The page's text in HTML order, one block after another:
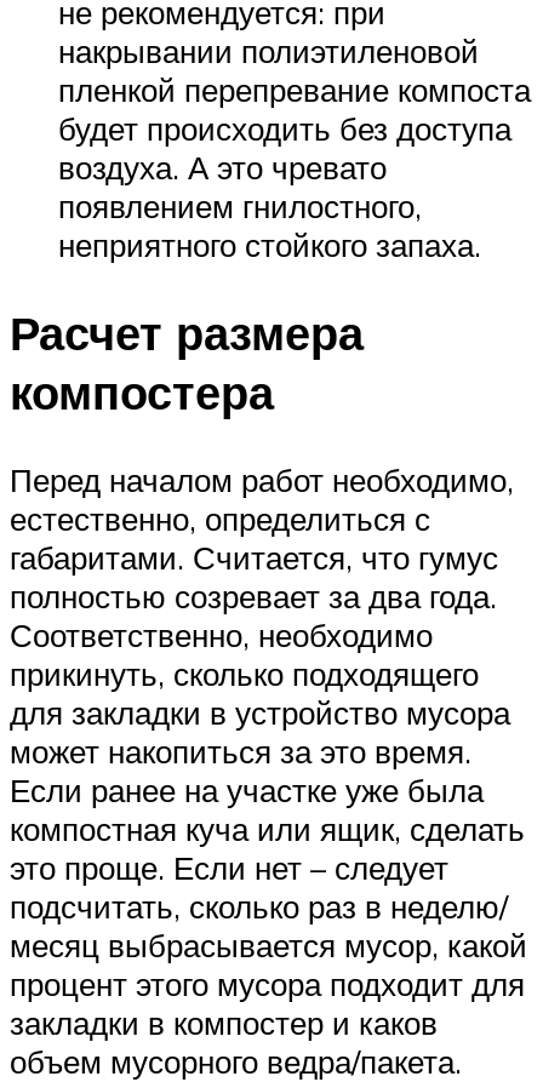
не рекомендуется: при
накрывании полиэтиленовой
пленкой перепревание компоста
будет происходить без доступа
воздуха. А это чревато
появлением гнилостного,
неприятного стойкого запаха.
Расчет размера
компостера
Перед началом работ необходимо,
естественно, определиться с
габаритами. Считается, что гумус
полностью созревает за два года.
Соответственно, необходимо
прикинуть, сколько подходящего
для закладки в устройство мусора
может накопиться за это время.
Если ранее на участке уже была
компостная куча или ящик, сделать
это проще. Если нет – следует
подсчитать, сколько раз в неделю/
месяц выбрасывается мусор, какой
процент этого мусора подходит для
закладки в компостер и каков
объем мусорного ведра/пакета.